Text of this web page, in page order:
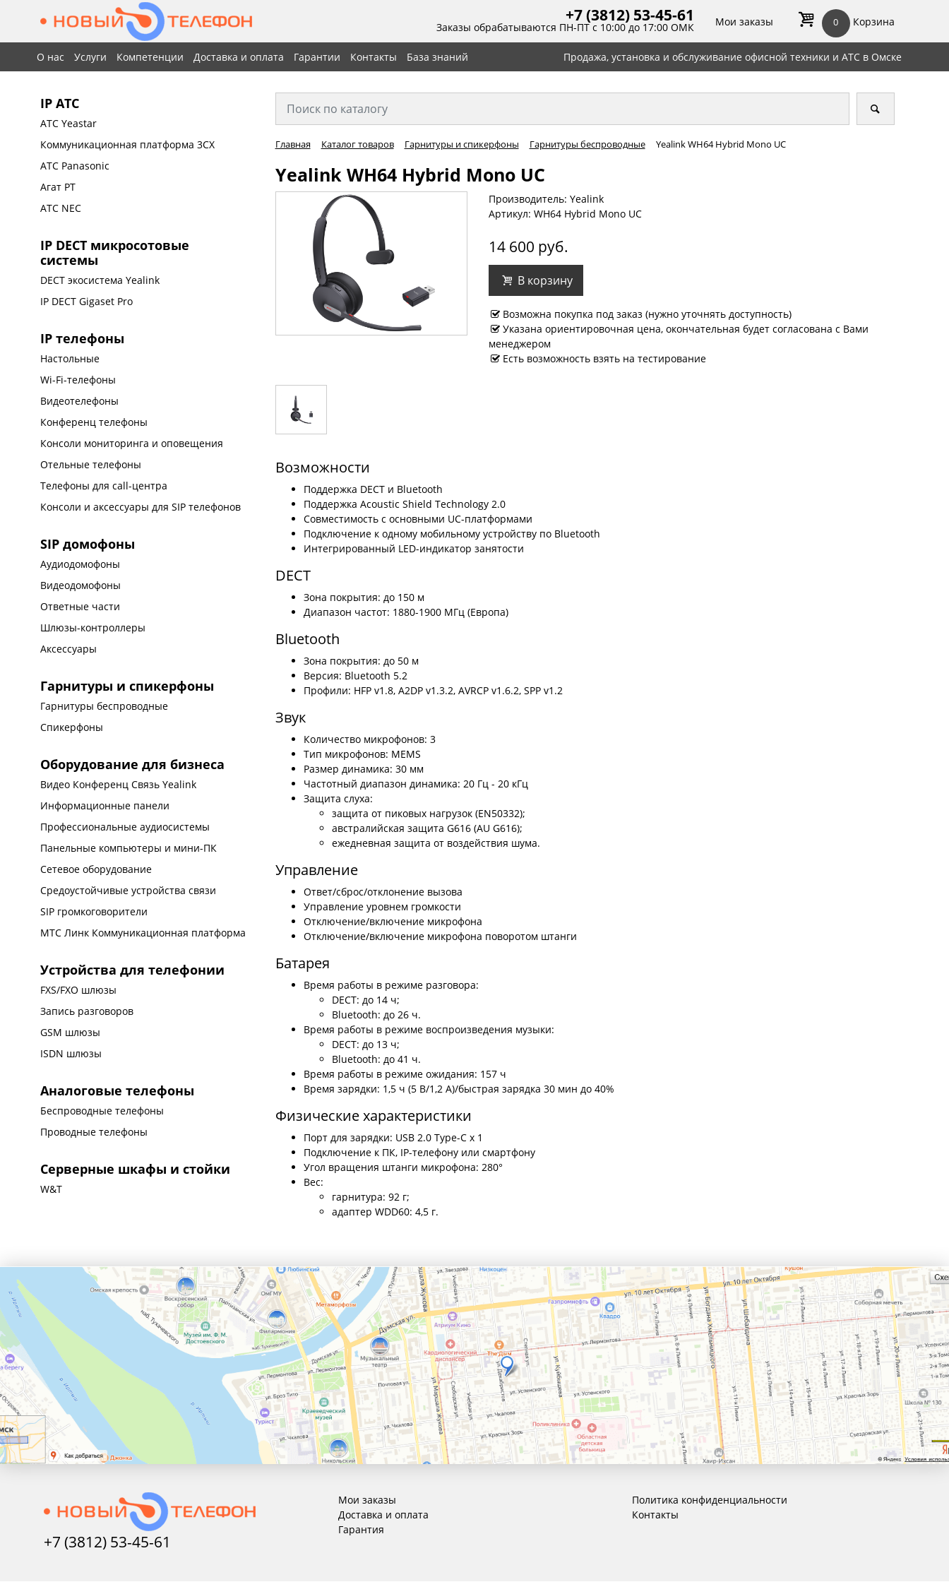
+7 (3812) 53-45-61
Заказы обрабатываются ПН-ПТ с 10:00 до 17:00 ОМК Мои заказы 0 Корзина
О нас Услуги Компетенции Доставка и оплата Гарантии Контакты База знаний Продажа, установка и обслуживание офисной техники и АТС в Омске
IP АТС
АТС Yeastar
Коммуникационная платформа 3CX
АТС Panasonic
Агат РТ
АТС NEC
IP DECT микросотовые
системы
DECT экосистема Yealink
IP DECT Gigaset Pro
IP телефоны
Настольные
Wi-Fi-телефоны
Видеотелефоны
Конференц телефоны
Консоли мониторинга и оповещения
Отельные телефоны
Телефоны для call-центра
Консоли и аксессуары для SIP телефонов
SIP домофоны
Аудиодомофоны
Видеодомофоны
Ответные части
Шлюзы-контроллеры
Аксессуары
Гарнитуры и спикерфоны
Гарнитуры беспроводные
Спикерфоны
Оборудование для бизнеса
Видео Конференц Связь Yealink
Информационные панели
Профессиональные аудиосистемы
Панельные компьютеры и мини-ПК
Сетевое оборудование
Средоустойчивые устройства связи
SIP громкоговорители
МТС Линк Коммуникационная платформа
Устройства для телефонии
FXS/FXO шлюзы
Запись разговоров
GSM шлюзы
ISDN шлюзы
Аналоговые телефоны
Беспроводные телефоны
Проводные телефоны
Серверные шкафы и стойки
W&T
Главная Каталог товаров Гарнитуры и спикерфоны Гарнитуры беспроводные Yealink WH64 Hybrid Mono UC
Yealink WH64 Hybrid Mono UC
Производитель: Yealink
Артикул: WH64 Hybrid Mono UC
14 600 руб.
В корзину
Возможна покупка под заказ (нужно уточнять доступность)
Указана ориентировочная цена, окончательная будет согласована с Вами
менеджером
Есть возможность взять на тестирование
Возможности
Поддержка DECT и Bluetooth
Поддержка Acoustic Shield Technology 2.0
Совместимость с основными UC-платформами
Подключение к одному мобильному устройству по Bluetooth
Интегрированный LED-индикатор занятости
DECT
Зона покрытия: до 150 м
Диапазон частот: 1880-1900 МГц (Европа)
Bluetooth
Зона покрытия: до 50 м
Версия: Bluetooth 5.2
Профили: HFP v1.8, A2DP v1.3.2, AVRCP v1.6.2, SPP v1.2
Звук
Количество микрофонов: 3
Тип микрофонов: MEMS
Размер динамика: 30 мм
Частотный диапазон динамика: 20 Гц - 20 кГц
Защита слуха:
защита от пиковых нагрузок (EN50332);
австралийская защита G616 (AU G616);
ежедневная защита от воздействия шума.
Управление
Ответ/сброс/отклонение вызова
Управление уровнем громкости
Отключение/включение микрофона
Отключение/включение микрофона поворотом штанги
Батарея
Время работы в режиме разговора:
DECT: до 14 ч;
Bluetooth: до 26 ч.
Время работы в режиме воспроизведения музыки:
DECT: до 13 ч;
Bluetooth: до 41 ч.
Время работы в режиме ожидания: 157 ч
Время зарядки: 1,5 ч (5 B/1,2 A)/быстрая зарядка 30 мин до 40%
Физические характеристики
Порт для зарядки: USB 2.0 Type-C x 1
Подключение к ПК, IP-телефону или смартфону
Угол вращения штанги микрофона: 280°
Вес:
гарнитура: 92 г;
адаптер WDD60: 4,5 г.
+7 (3812) 53-45-61
Мои заказы
Доставка и оплата
Гарантия
Политика конфиденциальности
Контакты